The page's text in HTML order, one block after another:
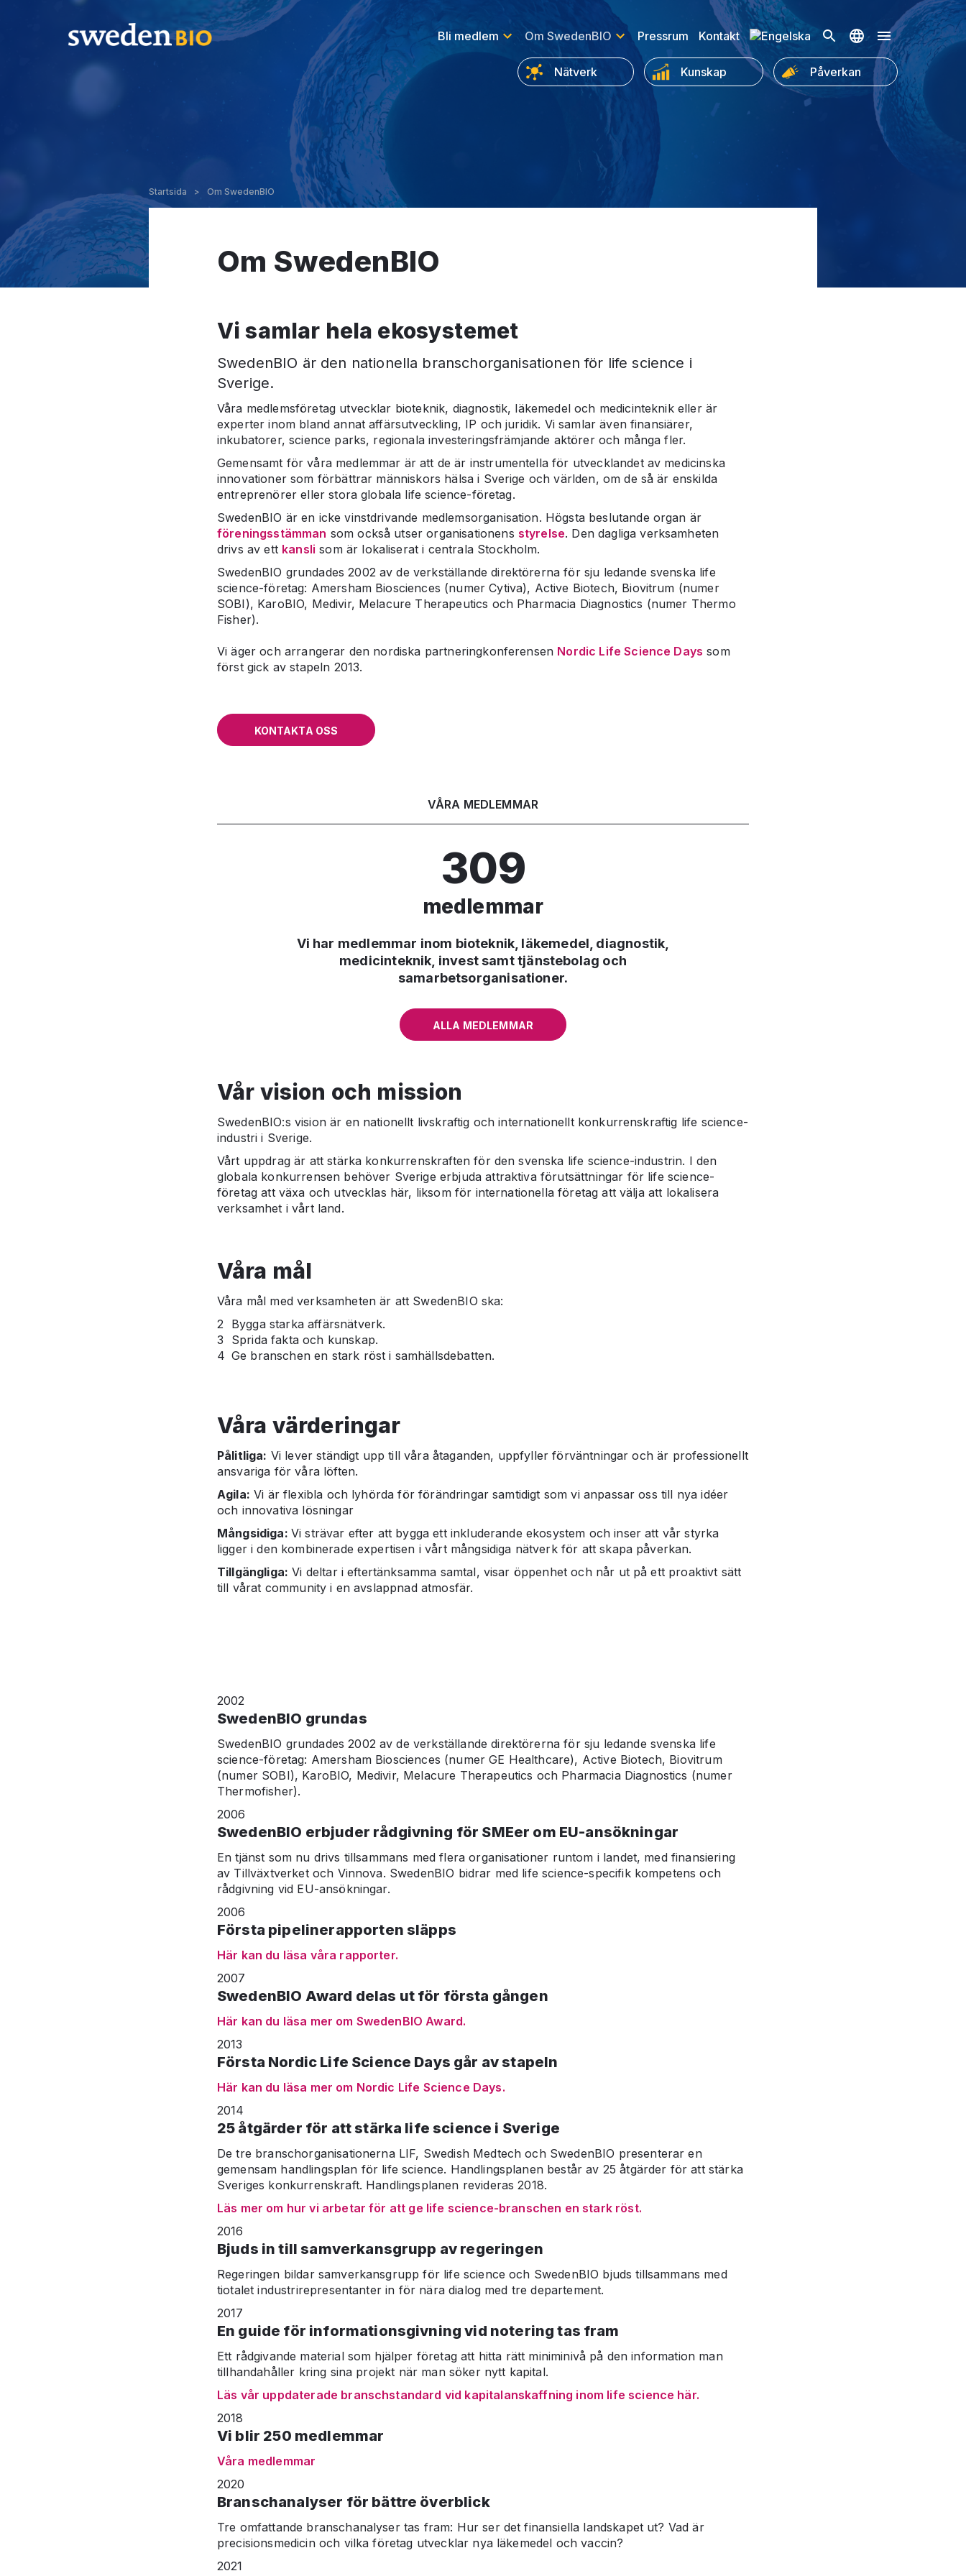
Bli medlem Om SwedenBIO Pressrum Kontakt
Nätverk Kunskap Påverkan
Startsida > Om SwedenBIO
Om SwedenBIO
Vi samlar hela ekosystemet
SwedenBIO är den nationella branschorganisationen för life science i
Sverige.
Våra medlemsföretag utvecklar bioteknik, diagnostik, läkemedel och medicinteknik eller är
experter inom bland annat affärsutveckling, IP och juridik. Vi samlar även finansiärer,
inkubatorer, science parks, regionala investeringsfrämjande aktörer och många fler.
Gemensamt för våra medlemmar är att de är instrumentella för utvecklandet av medicinska
innovationer som förbättrar människors hälsa i Sverige och världen, om de så är enskilda
entreprenörer eller stora globala life science-företag.
SwedenBIO är en icke vinstdrivande medlemsorganisation. Högsta beslutande organ är
föreningsstämman som också utser organisationens styrelse. Den dagliga verksamheten
drivs av ett kansli som är lokaliserat i centrala Stockholm.
SwedenBIO grundades 2002 av de verkställande direktörerna för sju ledande svenska life
science-företag: Amersham Biosciences (numer Cytiva), Active Biotech, Biovitrum (numer
SOBI), KaroBIO, Medivir, Melacure Therapeutics och Pharmacia Diagnostics (numer Thermo
Fisher).
Vi äger och arrangerar den nordiska partneringkonferensen Nordic Life Science Days som
först gick av stapeln 2013.
KONTAKTA OSS
VÅRA MEDLEMMAR
309
medlemmar
Vi har medlemmar inom bioteknik, läkemedel, diagnostik,
medicinteknik, invest samt tjänstebolag och
samarbetsorganisationer.
ALLA MEDLEMMAR
Vår vision och mission
SwedenBIO:s vision är en nationellt livskraftig och internationellt konkurrenskraftig life science-
industri i Sverige.
Vårt uppdrag är att stärka konkurrenskraften för den svenska life science-industrin. I den
globala konkurrensen behöver Sverige erbjuda attraktiva förutsättningar för life science-
företag att växa och utvecklas här, liksom för internationella företag att välja att lokalisera
verksamhet i vårt land.
Våra mål
Våra mål med verksamheten är att SwedenBIO ska:
Bygga starka affärsnätverk.
Sprida fakta och kunskap.
Ge branschen en stark röst i samhällsdebatten.
Våra värderingar
Pålitliga: Vi lever ständigt upp till våra åtaganden, uppfyller förväntningar och är professionellt
ansvariga för våra löften.
Agila: Vi är flexibla och lyhörda för förändringar samtidigt som vi anpassar oss till nya idéer
och innovativa lösningar
Mångsidiga: Vi strävar efter att bygga ett inkluderande ekosystem och inser att vår styrka
ligger i den kombinerade expertisen i vårt mångsidiga nätverk för att skapa påverkan.
Tillgängliga: Vi deltar i eftertänksamma samtal, visar öppenhet och når ut på ett proaktivt sätt
till vårat community i en avslappnad atmosfär.
2002
SwedenBIO grundas
SwedenBIO grundades 2002 av de verkställande direktörerna för sju ledande svenska life
science-företag: Amersham Biosciences (numer GE Healthcare), Active Biotech, Biovitrum
(numer SOBI), KaroBIO, Medivir, Melacure Therapeutics och Pharmacia Diagnostics (numer
Thermofisher).
2006
SwedenBIO erbjuder rådgivning för SMEer om EU-ansökningar
En tjänst som nu drivs tillsammans med flera organisationer runtom i landet, med finansiering
av Tillväxtverket och Vinnova. SwedenBIO bidrar med life science-specifik kompetens och
rådgivning vid EU-ansökningar.
2006
Första pipelinerapporten släpps
Här kan du läsa våra rapporter.
2007
SwedenBIO Award delas ut för första gången
Här kan du läsa mer om SwedenBIO Award.
2013
Första Nordic Life Science Days går av stapeln
Här kan du läsa mer om Nordic Life Science Days.
2014
25 åtgärder för att stärka life science i Sverige
De tre branschorganisationerna LIF, Swedish Medtech och SwedenBIO presenterar en
gemensam handlingsplan för life science. Handlingsplanen består av 25 åtgärder för att stärka
Sveriges konkurrenskraft. Handlingsplanen revideras 2018.
Läs mer om hur vi arbetar för att ge life science-branschen en stark röst.
2016
Bjuds in till samverkansgrupp av regeringen
Regeringen bildar samverkansgrupp för life science och SwedenBIO bjuds tillsammans med
tiotalet industrirepresentanter in för nära dialog med tre departement.
2017
En guide för informationsgivning vid notering tas fram
Ett rådgivande material som hjälper företag att hitta rätt miniminivå på den information man
tillhandahåller kring sina projekt när man söker nytt kapital.
Läs vår uppdaterade branschstandard vid kapitalanskaffning inom life science här.
2018
Vi blir 250 medlemmar
Våra medlemmar
2020
Branschanalyser för bättre överblick
Tre omfattande branschanalyser tas fram: Hur ser det finansiella landskapet ut? Vad är
precisionsmedicin och vilka företag utvecklar nya läkemedel och vaccin?
2021